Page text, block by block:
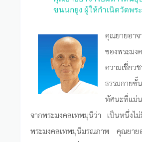
ขนนกยูง ผู้ให้กำเนิดวัดพร
คุณยายอา
ของพระม
ความเชี่ยว
ธรรมกาย
ทัศนะที่แม่
จากพระมงคลเทพมุนีว่า เป็นหนึ่งไ
พระมงคลเทพมุนีมรณภาพ คุณยาย